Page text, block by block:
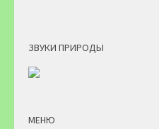
ЗВУКИ ПРИРОДЫ
МЕНЮ